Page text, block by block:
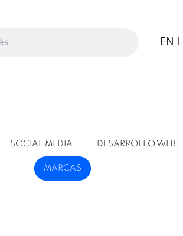
EN |
SOCIAL MEDIA DESARROLLO WEB
MARCAS